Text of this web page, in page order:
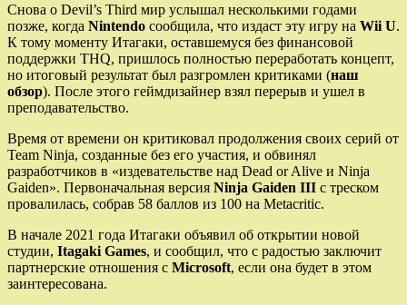
Снова о Devil’s Third мир услышал несколькими годами
позже, когда Nintendo сообщила, что издаст эту игру на Wii U.
К тому моменту Итагаки, оставшемуся без финансовой
поддержки THQ, пришлось полностью переработать концепт,
но итоговый результат был разгромлен критиками (наш
обзор). После этого геймдизайнер взял перерыв и ушел в
преподавательство.
Время от времени он критиковал продолжения своих серий от
Team Ninja, созданные без его участия, и обвинял
разработчиков в «издевательстве над Dead or Alive и Ninja
Gaiden». Первоначальная версия Ninja Gaiden III с треском
провалилась, собрав 58 баллов из 100 на Metacritic.
В начале 2021 года Итагаки объявил об открытии новой
студии, Itagaki Games, и сообщил, что с радостью заключит
партнерские отношения с Microsoft, если она будет в этом
заинтересована.